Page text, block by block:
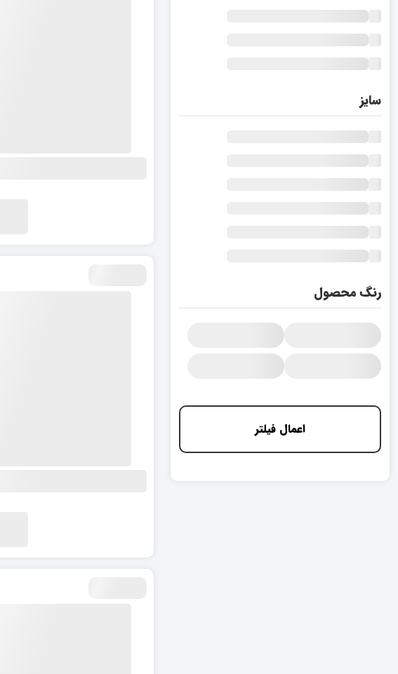
سایز
رنگ محصول
اعمال فیلتر